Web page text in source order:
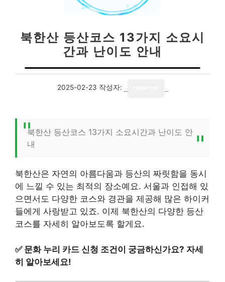
북한산 등산코스 13가지 소요시
간과 난이도 안내
2025-02-23 작성자:
북한산 등산코스 13가지 소요시간과 난이도 안
내
북한산은 자연의 아름다움과 등산의 짜릿함을 동시
에 느낄 수 있는 최적의 장소예요. 서울과 인접해 있
으면서도 다양한 코스와 경관을 제공해 많은 하이커
들에게 사랑받고 있죠. 이제 북한산의 다양한 등산
코스를 자세히 알아보도록 할게요.
✅ 문화 누리 카드 신청 조건이 궁금하신가요? 자세
히 알아보세요!